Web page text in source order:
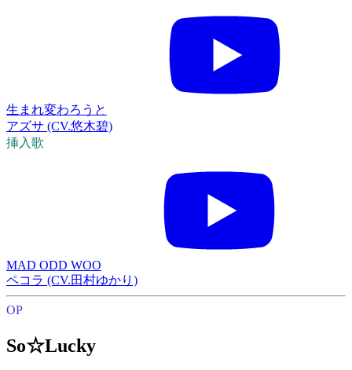
生まれ変わろうと
アズサ (CV.悠木碧)
挿入歌
MAD ODD WOO
ペコラ (CV.田村ゆかり)
OP
So☆Lucky